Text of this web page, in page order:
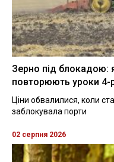
Зерно під блокадою:
повторюють уроки 4-
Ціни обвалилися, коли
заблокувала порти
02 серпня 2026